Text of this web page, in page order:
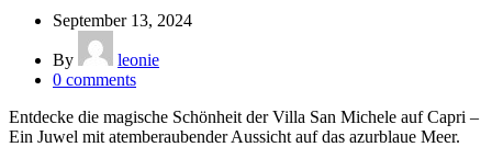
September 13, 2024
By
leonie
0 comments
Entdecke die magische Schönheit der Villa San Michele auf Capri –
Ein Juwel mit atemberaubender Aussicht auf das azurblaue Meer.